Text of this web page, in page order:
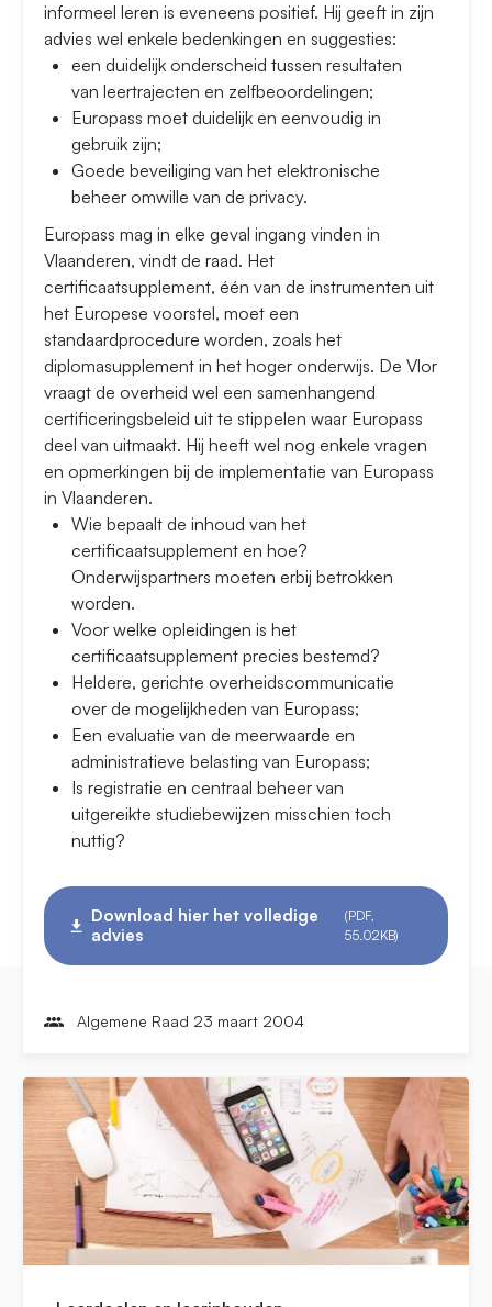
informeel leren is eveneens positief. Hij geeft in zijn
advies wel enkele bedenkingen en suggesties:
een duidelijk onderscheid tussen resultaten
van leertrajecten en zelfbeoordelingen;
Europass moet duidelijk en eenvoudig in
gebruik zijn;
Goede beveiliging van het elektronische
beheer omwille van de privacy.
Europass mag in elke geval ingang vinden in
Vlaanderen, vindt de raad. Het
certificaatsupplement, één van de instrumenten uit
het Europese voorstel, moet een
standaardprocedure worden, zoals het
diplomasupplement in het hoger onderwijs. De Vlor
vraagt de overheid wel een samenhangend
certificeringsbeleid uit te stippelen waar Europass
deel van uitmaakt. Hij heeft wel nog enkele vragen
en opmerkingen bij de implementatie van Europass
in Vlaanderen.
Wie bepaalt de inhoud van het
certificaatsupplement en hoe?
Onderwijspartners moeten erbij betrokken
worden.
Voor welke opleidingen is het
certificaatsupplement precies bestemd?
Heldere, gerichte overheidscommunicatie
over de mogelijkheden van Europass;
Een evaluatie van de meerwaarde en
administratieve belasting van Europass;
Is registratie en centraal beheer van
uitgereikte studiebewijzen misschien toch
nuttig?
Download hier het volledige
advies
(PDF,
55.02KB)
Algemene Raad 23 maart 2004